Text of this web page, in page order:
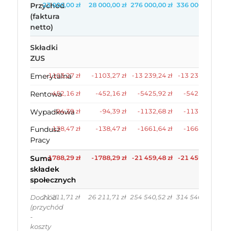
Przychód
(faktura
netto)
23 000,00 zł 28 000,00 zł 276 000,00 zł 336 000,00 zł
Składki
ZUS
Emerytalna
-1103,27 zł -1103,27 zł -13 239,24 zł -13 239,24 zł
Rentowa-452,16 zł -452,16 zł -5425,92 zł -5425,92 zł
Wypadkowa
-94,39 zł -94,39 zł -1132,68 zł -1132,68 zł
Fundusz
Pracy
-138,47 zł -138,47 zł -1661,64 zł -1661,64 zł
Suma
składek
społecznych
-1788,29 zł -1788,29 zł -21 459,48 zł -21 459,48 zł
Dochód
(przychód
-
koszty
21 211,71 zł 26 211,71 zł 254 540,52 zł 314 540,52 zł